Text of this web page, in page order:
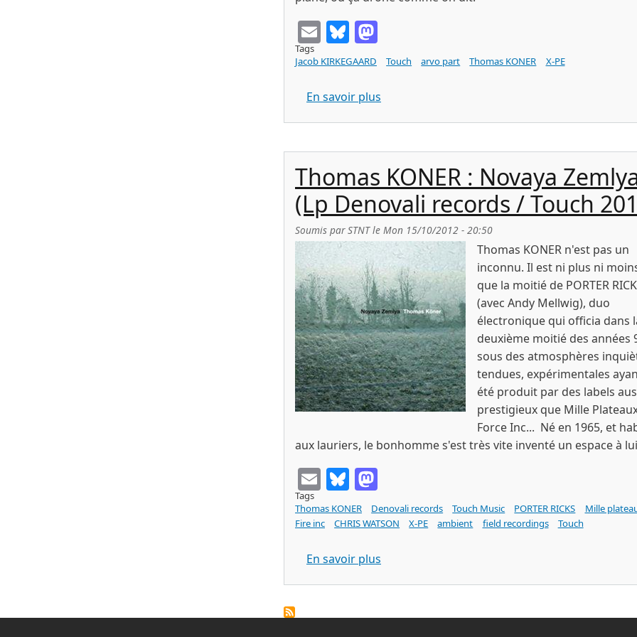
EmailBluesky
Tags
Jacob KIRKEGAARD
Touch arvo part Thomas KONER X-PE
En savoir plus
Thomas KONER : Novaya
(Lp Denovali records / Touch
Soumis parSTNTle Mon 15/10/2012 - 20:50
Thomas KONER n'est pas un
inconnu. Il est ni plus ni
que la moitié de PORTER
(avec Andy Mellwig), duo
électronique qui officia dans
deuxième moitié des années
sous des atmosphères
tendues, expérimentales
été produit par des labels
prestigieux que Mille
Force Inc... Né en 1965, et
aux lauriers, le bonhomme s'est très vite inventé un espace à
EmailBluesky
Tags
Thomas KONER
Denovali records Touch Music PORTER RICKS
Mille
Fire inc
CHRIS WATSON X-PE ambient field recordings Touch
En savoir plus